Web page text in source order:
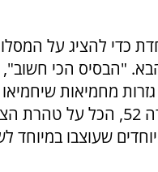
כדי להציג על
"הבסיס הכי חשוב",
מחמיאות
במידה 36 וגם לנשים במידה 52, הכל
שעוצבו במיוחד